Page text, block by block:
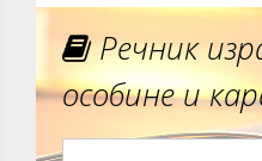
Речник
особине и